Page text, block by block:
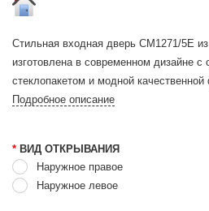
Стильная входная дверь СМ1271/5E
изготовлена в современном дизайне
стеклопакетом и модной качественной
Подробное описание
* ВИД ОТКРЫВАНИЯ
Наружное правое
Наружное левое